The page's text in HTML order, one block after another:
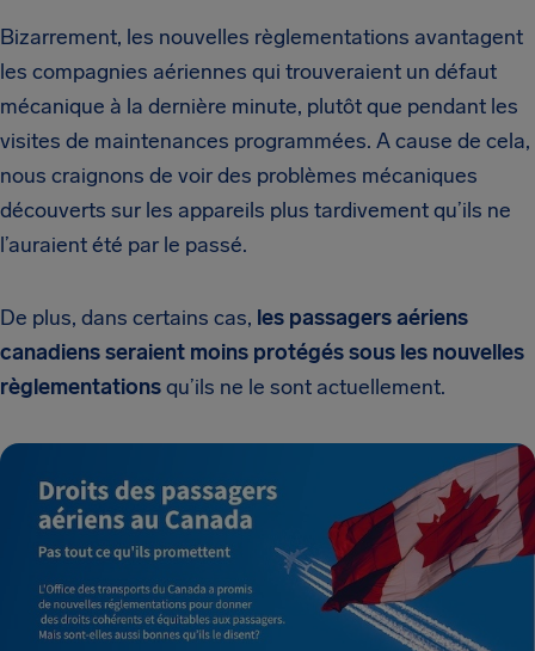
Bizarrement, les nouvelles règlementations avantagent
les compagnies aériennes qui trouveraient un défaut
mécanique à la dernière minute, plutôt que pendant les
visites de maintenances programmées. A cause de cela,
nous craignons de voir des problèmes mécaniques
découverts sur les appareils plus tardivement qu’ils ne
l’auraient été par le passé.
De plus, dans certains cas, les passagers aériens
canadiens seraient moins protégés sous les nouvelles
règlementationsqu’ils ne le sont actuellement.